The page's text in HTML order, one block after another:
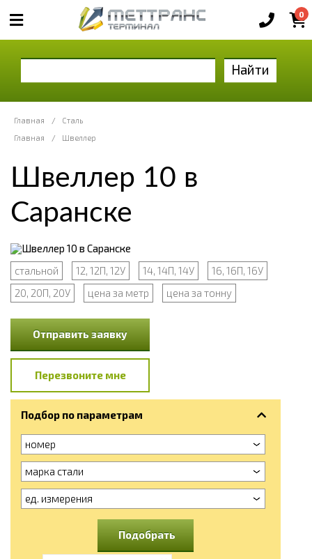
0
Найти
Главная /
Сталь
Главная
/ Швеллер
Швеллер 10 в
Саранске
стальной 12, 12П, 12У 14, 14П, 14У
16, 16П, 16У
20, 20П, 20У
цена за метр цена за тонну
Отправить заявку
Перезвоните мне
Подбор по параметрам
номер
марка стали
ед. измерения
Подобрать